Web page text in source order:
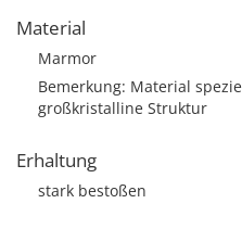
Material
Marmor
Bemerkung: Material
großkristalline Struktur
Erhaltung
stark bestoßen